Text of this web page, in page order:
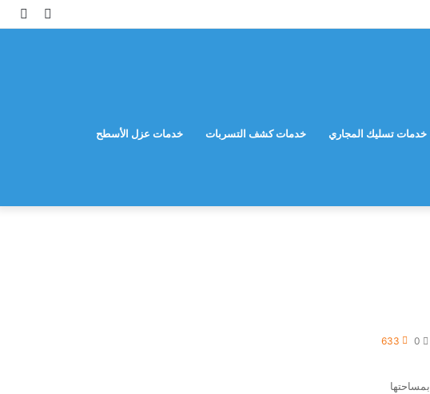
مقال
خدمات تسليك المجاري خدمات كشف التسربات خدمات عزل الأسطح
0
633